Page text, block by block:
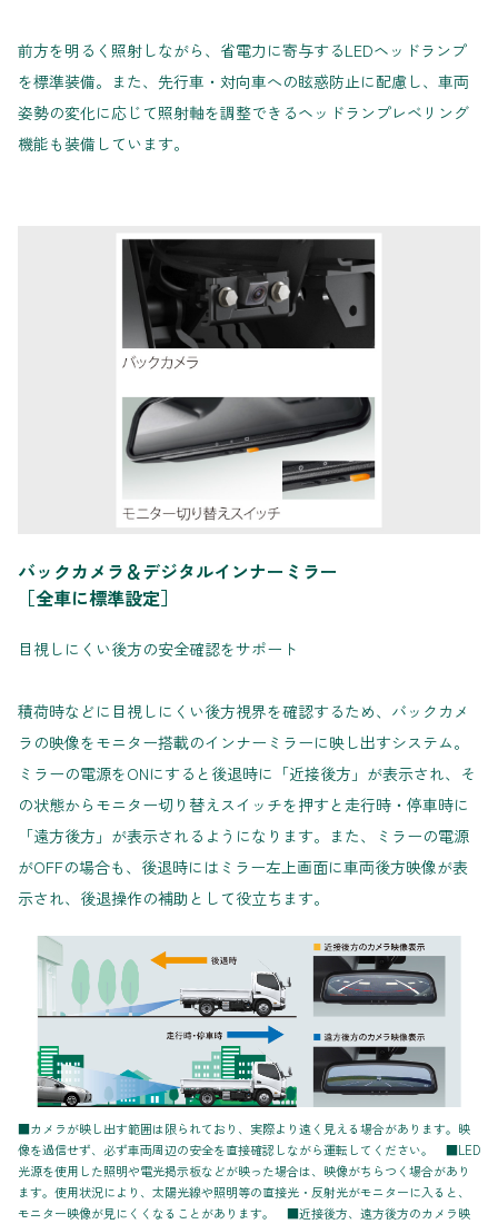
前方を明るく照射しながら、省電力に寄与するLEDヘッドランプ
を標準装備。また、先行車・対向車への眩惑防止に配慮し、車両
姿勢の変化に応じて照射軸を調整できるヘッドランプレベリング
機能も装備しています。
バックカメラ＆デジタルインナーミラー
［全車に標準設定］
目視しにくい後方の安全確認をサポート
積荷時などに目視しにくい後方視界を確認するため、バックカメ
ラの映像をモニター搭載のインナーミラーに映し出すシステム。
ミラーの電源をONにすると後退時に「近接後方」が表示され、そ
の状態からモニター切り替えスイッチを押すと走行時・停車時に
「遠方後方」が表示されるようになります。また、ミラーの電源
がOFFの場合も、後退時にはミラー左上画面に車両後方映像が表
示され、後退操作の補助として役立ちます。
■カメラが映し出す範囲は限られており、実際より遠く見える場合があります。映
像を過信せず、必ず車両周辺の安全を直接確認しながら運転してください。 ■LED
光源を使用した照明や電光掲示板などが映った場合は、映像がちらつく場合があり
ます。使用状況により、太陽光線や照明等の直接光・反射光がモニターに入ると、
モニター映像が見にくくなることがあります。 ■近接後方、遠方後方のカメラ映